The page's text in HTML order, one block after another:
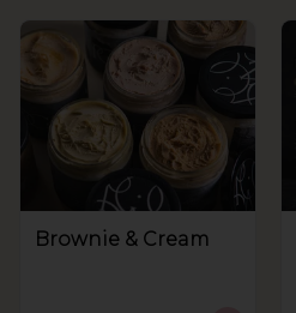
Brownie & Cream